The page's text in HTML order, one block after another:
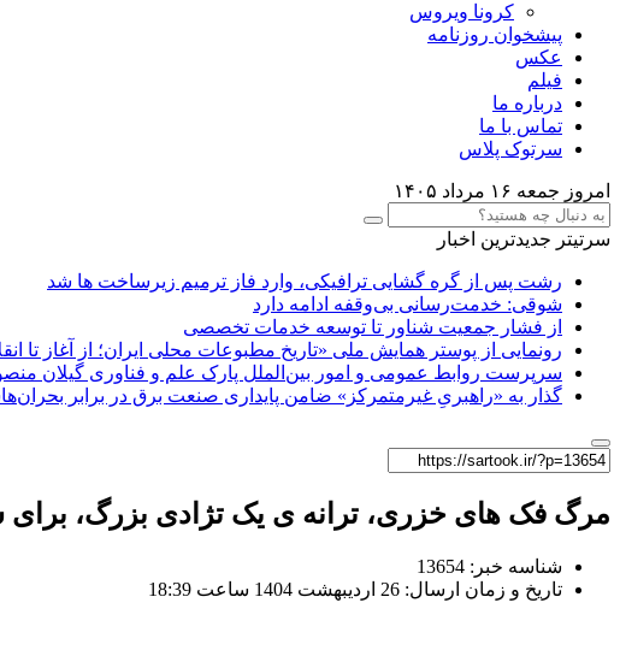
کرونا ویروس
پیشخوان روزنامه
عکس
فیلم
درباره ما
تماس با ما
سرتوک پلاس
امروز جمعه ۱۶ مرداد ۱۴۰۵
سرتیتر جدیدترین اخبار
رشت پس از گره گشایی ترافیکی، وارد فاز ترمیم زیرساخت ها شد
شوقی: خدمت‌رسانی بی‌وقفه ادامه دارد
از فشار جمعیت شناور تا توسعه خدمات تخصصی
رونمایی از پوستر همایش ملی «تاریخ مطبوعات محلی ایران؛ از آغاز تا
سرپرست روابط عمومی و امور بین‌الملل پارک علم و فناوری گیلان
گذار به «راهبریِ غیرمتمرکز» ضامن پایداری صنعت برق در برابر
مرگ فک های خزری، ترانه ی یک تژادی بزرگ، برای
شناسه خبر: 13654
تاریخ و زمان ارسال: 26 اردیبهشت 1404 ساعت 18:39